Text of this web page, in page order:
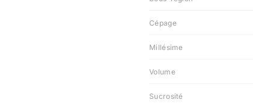
Cépage
Millésime
Volume
Sucrosité